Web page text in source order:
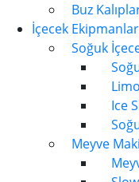
Buz
İçecek
Soğuk
Ice
Meyve